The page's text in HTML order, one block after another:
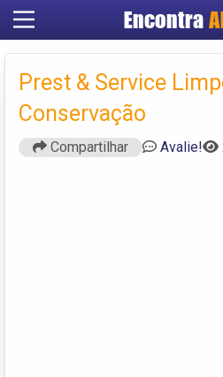
Encontra
Criar
Prest & Service
Conservação
Compartilhar Avalie!